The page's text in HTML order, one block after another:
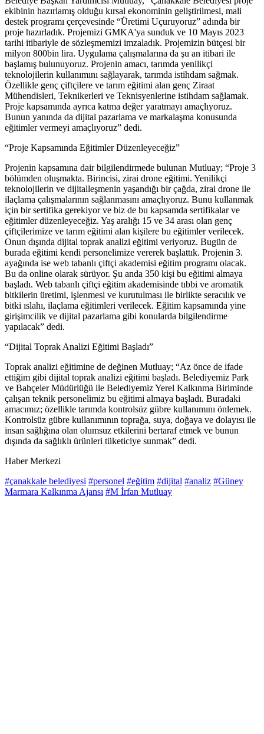
ekibinin hazırlamış olduğu kırsal ekonominin geliştirilmesi, mali
destek programı çerçevesinde “Üretimi Uçuruyoruz” adında bir
proje hazırladık. Projemizi GMKA'ya sunduk ve 10 Mayıs 2023
tarihi itibariyle de sözleşmemizi imzaladık. Projemizin bütçesi bir
milyon 800bin lira. Uygulama çalışmalarına da şu an itibari ile
başlamış bulunuyoruz. Projenin amacı, tarımda yenilikçi
teknolojilerin kullanımını sağlayarak, tarımda istihdam sağmak.
Özellikle genç çiftçilere ve tarım eğitimi alan genç Ziraat
Mühendisleri, Teknikerleri ve Teknisyenlerine istihdam sağlamak.
Proje kapsamında ayrıca katma değer yaratmayı amaçlıyoruz.
Bunun yanında da dijital pazarlama ve markalaşma konusunda
eğitimler vermeyi amaçlıyoruz” dedi.
“Proje Kapsamında Eğitimler Düzenleyeceğiz”
Projenin kapsamına dair bilgilendirmede bulunan Mutluay; “Proje 3
bölümden oluşmakta. Birincisi, zirai drone eğitimi. Yenilikçi
teknolojilerin ve dijitalleşmenin yaşandığı bir çağda, zirai drone ile
ilaçlama çalışmalarının sağlanmasını amaçlıyoruz. Bunu kullanmak
için bir sertifika gerekiyor ve biz de bu kapsamda sertifikalar ve
eğitimler düzenleyeceğiz. Yaş aralığı 15 ve 34 arası olan genç
çiftçilerimize ve tarım eğitimi alan kişilere bu eğitimler verilecek.
Onun dışında dijital toprak analizi eğitimi veriyoruz. Bugün de
burada eğitimi kendi personelimize vererek başlattık. Projenin 3.
ayağında ise web tabanlı çiftçi akademisi eğitim programı olacak.
Bu da online olarak sürüyor. Şu anda 350 kişi bu eğitimi almaya
başladı. Web tabanlı çiftçi eğitim akademisinde tıbbi ve aromatik
bitkilerin üretimi, işlenmesi ve kurutulması ile birlikte seracılık ve
bitki ıslahı, ilaçlama eğitimleri verilecek. Eğitim kapsamında yine
girişimcilik ve dijital pazarlama gibi konularda bilgilendirme
yapılacak” dedi.
“Dijital Toprak Analizi Eğitimi Başladı”
Toprak analizi eğitimine de değinen Mutluay; “Az önce de ifade
ettiğim gibi dijital toprak analizi eğitimi başladı. Belediyemiz Park
ve Bahçeler Müdürlüğü ile Belediyemiz Yerel Kalkınma Biriminde
çalışan teknik personelimiz bu eğitimi almaya başladı. Buradaki
amacımız; özellikle tarımda kontrolsüz gübre kullanımını önlemek.
Kontrolsüz gübre kullanımının toprağa, suya, doğaya ve dolayısı ile
insan sağlığına olan olumsuz etkilerini bertaraf etmek ve bunun
dışında da sağlıklı ürünleri tüketiciye sunmak” dedi.
Haber Merkezi
#çanakkale belediyesi #personel #eğitim #dijital #analiz #Güney
Marmara Kalkınma Ajansı #M İrfan Mutluay